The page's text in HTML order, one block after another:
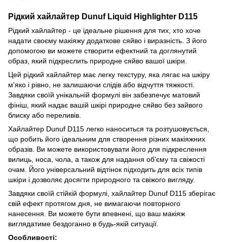
Рідкий хайлайтер Dunuf Liquid Highlighter D115
Рідкий хайлайтер - це ідеальне рішення для тих, хто хоче
надати своєму макіяжу додаткове сяйво і виразність. З його
допомогою ви можете створити ефектний та доглянутий
образ, який підкреслить природне сяйво вашої шкіри.
Цей рідкий хайлайтер має легку текстуру, яка лягає на шкіру
м'яко і рівно, не залишаючи слідів або відчуття тяжкості.
Завдяки своїй унікальній формулі він забезпечує матовий
фініш, який надає вашій шкірі природне сяйво без зайвого
блиску або переливів.
Хайлайтер Dunuf D115 легко наноситься та розтушовується,
що робить його ідеальним для створення різних макіяжних
образів. Ви можете використовувати його для підкреслення
вилиць, носа, чола, а також для надання об'єму та свіжості
очам. Його універсальний відтінок підходить для всіх типів
шкіри і дозволяє досягти природного та свіжого вигляду.
Завдяки своїй стійкій формулі, хайлайтер Dunuf D115 зберігає
свій ефект протягом дня, не вимагаючи повторного
нанесення. Ви можете бути впевнені, що ваш макіяж
виглядатиме бездоганно в будь-якій ситуації.
Особливості: